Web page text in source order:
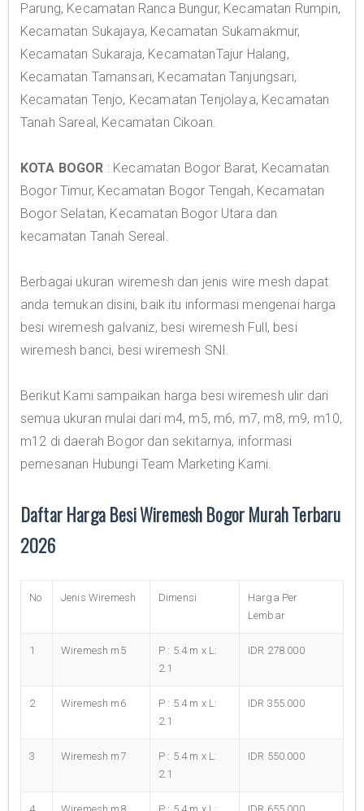
Parung, Kecamatan Ranca Bungur, Kecamatan Rumpin,
Kecamatan Sukajaya, Kecamatan Sukamakmur,
Kecamatan Sukaraja, KecamatanTajur Halang,
Kecamatan Tamansari, Kecamatan Tanjungsari,
Kecamatan Tenjo, Kecamatan Tenjolaya, Kecamatan
Tanah Sareal, Kecamatan Cikoan.
KOTA BOGOR : Kecamatan Bogor Barat, Kecamatan
Bogor Timur, Kecamatan Bogor Tengah, Kecamatan
Bogor Selatan, Kecamatan Bogor Utara dan
kecamatan Tanah Sereal.
Berbagai ukuran wiremesh dan jenis wire mesh dapat
anda temukan disini, baik itu informasi mengenai harga
besi wiremesh galvaniz, besi wiremesh Full, besi
wiremesh banci, besi wiremesh SNI.
Berikut Kami sampaikan harga besi wiremesh ulir dari
semua ukuran mulai dari m4, m5, m6, m7, m8, m9, m10,
m12 di daerah Bogor dan sekitarnya, informasi
pemesanan Hubungi Team Marketing Kami.
Daftar Harga Besi Wiremesh Bogor Murah Terbaru
2026
No Jenis Wiremesh Dimensi
Harga Per
Lembar
1 Wiremesh m5
P : 5.4 m x L:
2.1
IDR 278.000
2 Wiremesh m6
P : 5.4 m x L:
2.1
IDR 355.000
3 Wiremesh m7
P : 5.4 m x L:
2.1
IDR 550.000